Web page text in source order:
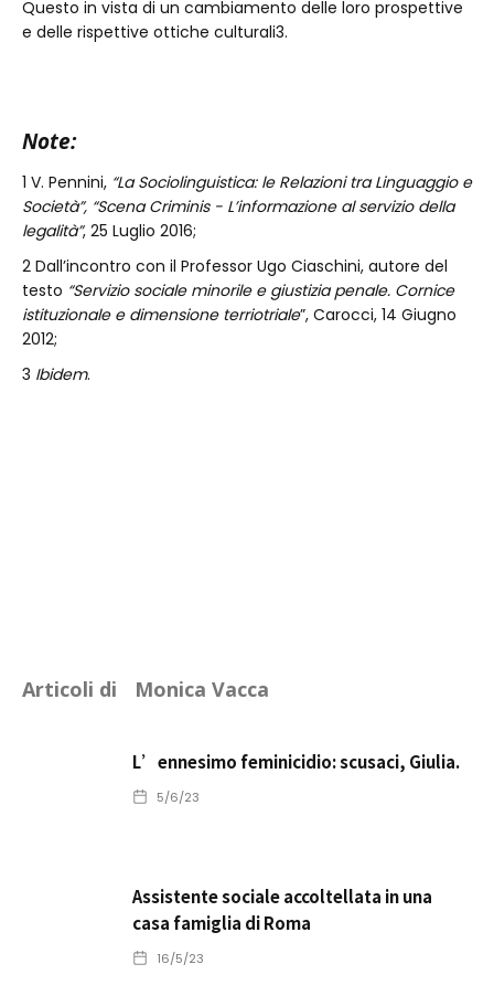
Questo in vista di un cambiamento delle loro prospettive
e delle rispettive ottiche culturali3.
Note:
1 V. Pennini, “La Sociolinguistica: le Relazioni tra Linguaggio e
Società”, “Scena Criminis - L’informazione al servizio della
legalità”, 25 Luglio 2016;
2 Dall’incontro con il Professor Ugo Ciaschini, autore del
testo “Servizio sociale minorile e giustizia penale. Cornice
istituzionale e dimensione terriotriale”, Carocci, 14 Giugno
2012;
3 Ibidem.
Articoli di Monica Vacca
L’ennesimo feminicidio: scusaci, Giulia.
5/6/23
Assistente sociale accoltellata in una
casa famiglia di Roma
16/5/23